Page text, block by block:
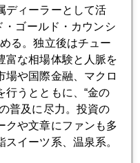
4月 5月 6月
月 11月 12月
ディーラーとして活
ゴールド・カウンシ
る。独立後はチュー
富な相場体験と人脈を
場や国際金融、マクロ
行うとともに、“金の
普及に尽力。投資の
クや文章にファンも多
イーツ系、温泉系。